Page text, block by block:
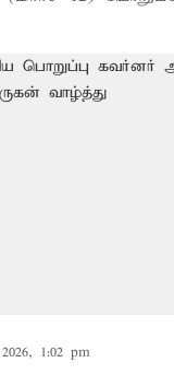
1:02 pm